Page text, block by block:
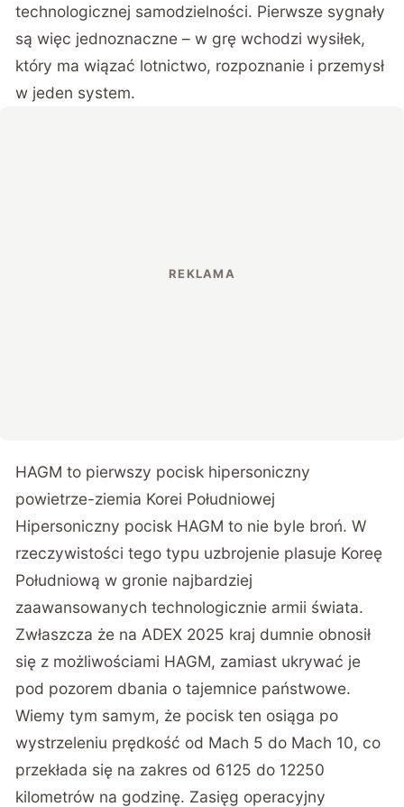
technologicznej samodzielności. Pierwsze sygnały
są więc jednoznaczne – w grę wchodzi wysiłek,
który ma wiązać lotnictwo, rozpoznanie i przemysł
w jeden system.
HAGM to pierwszy pocisk hipersoniczny
powietrze-ziemia Korei Południowej
Hipersoniczny pocisk HAGM to nie byle broń. W
rzeczywistości tego typu uzbrojenie plasuje Koreę
Południową w gronie najbardziej
zaawansowanych technologicznie armii świata.
Zwłaszcza że na ADEX 2025 kraj dumnie obnosił
się z możliwościami HAGM, zamiast ukrywać je
pod pozorem dbania o tajemnice państwowe.
Wiemy tym samym, że pocisk ten osiąga po
wystrzeleniu prędkość od Mach 5 do Mach 10, co
przekłada się na zakres od 6125 do 12250
kilometrów na godzinę. Zasięg operacyjny